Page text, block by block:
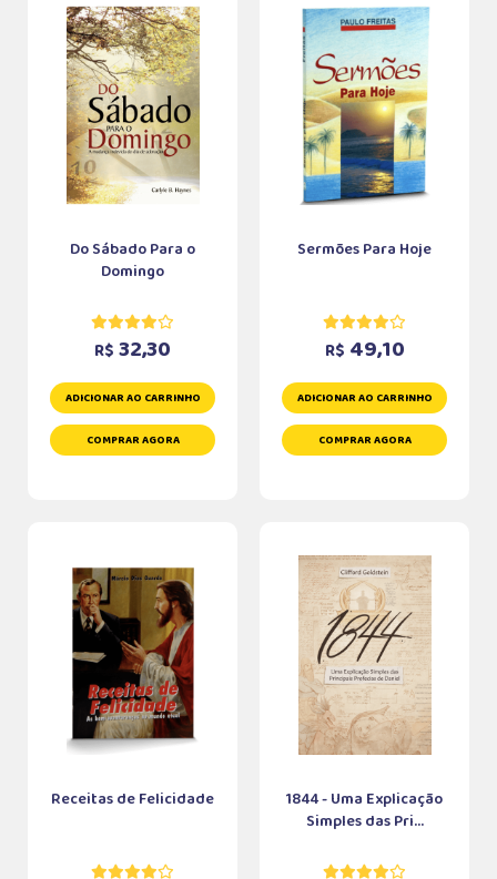
Do Sábado Para o
Domingo
R$ 32,30
ADICIONAR AO CARRINHO
COMPRAR AGORA
Sermões Para Hoje
R$ 49,10
ADICIONAR AO CARRINHO
COMPRAR AGORA
Receitas de Felicidade
1844 - Uma Explicação
Simples das Pri...